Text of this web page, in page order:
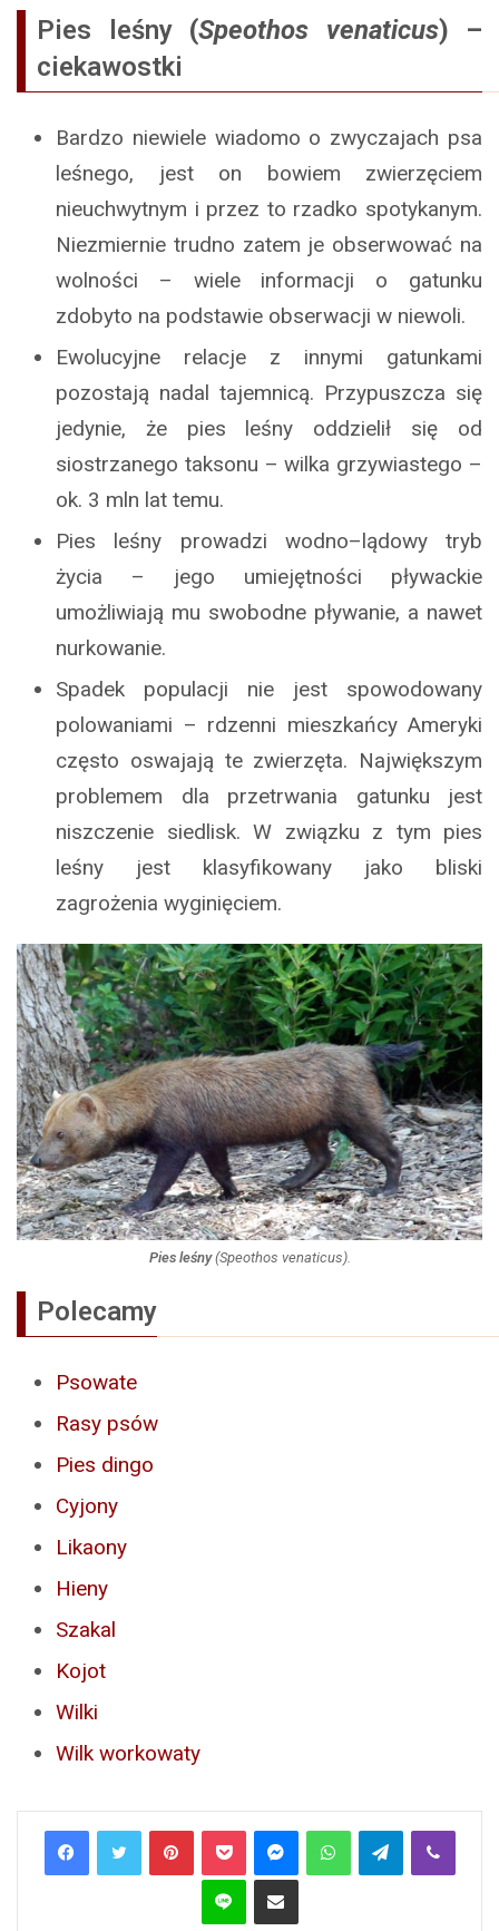
Pies leśny (Speothos venaticus) –
ciekawostki
Bardzo niewiele wiadomo o zwyczajach psa
leśnego, jest on bowiem zwierzęciem
nieuchwytnym i przez to rzadko spotykanym.
Niezmiernie trudno zatem je obserwować na
wolności – wiele informacji o gatunku
zdobyto na podstawie obserwacji w niewoli.
Ewolucyjne relacje z innymi gatunkami
pozostają nadal tajemnicą. Przypuszcza się
jedynie, że pies leśny oddzielił się od
siostrzanego taksonu – wilka grzywiastego –
ok. 3 mln lat temu.
Pies leśny prowadzi wodno–lądowy tryb
życia – jego umiejętności pływackie
umożliwiają mu swobodne pływanie, a nawet
nurkowanie.
Spadek populacji nie jest spowodowany
polowaniami – rdzenni mieszkańcy Ameryki
często oswajają te zwierzęta. Największym
problemem dla przetrwania gatunku jest
niszczenie siedlisk. W związku z tym pies
leśny jest klasyfikowany jako bliski
zagrożenia wyginięciem.
Pies leśny(Speothos venaticus).
Polecamy
Psowate
Rasy psów
Pies dingo
Cyjony
Likaony
Hieny
Szakal
Kojot
Wilki
Wilk workowaty
PinterestPocket MessengerWhatsAppTelegramViber
Line Share via Email